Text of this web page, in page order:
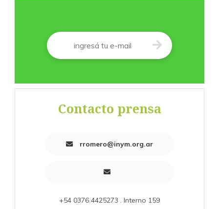
Correo
Contacto prensa
rromero@inym.org.ar
+54 0376 4425273 . Interno 159